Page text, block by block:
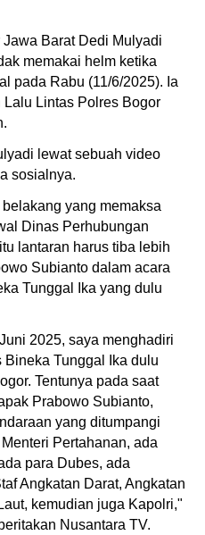
Jawa Barat Dedi Mulyadi
memakai helm ketika
pada Rabu (11/6/2025). Ia
Lintas Polres Bogor
lewat sebuah video
sosialnya.
yang memaksa
Dinas Perhubungan
lantaran harus tiba lebih
Subianto dalam acara
Tunggal Ika yang dulu
2025, saya menghadiri
Tunggal Ika dulu
Tentunya pada saat
Prabowo Subianto,
yang ditumpangi
Pertahanan, ada
para Dubes, ada
Angkatan Darat, Angkatan
kemudian juga Kapolri,"
Nusantara TV.